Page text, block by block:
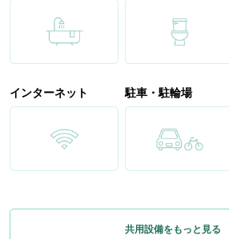
インターネット 駐車・駐輪場
共用設備をもっと見る